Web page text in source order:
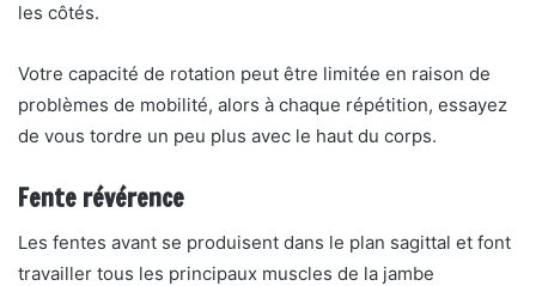
les côtés.
Votre capacité de rotation peut être limitée en raison de
problèmes de mobilité, alors à chaque répétition, essayez
de vous tordre un peu plus avec le haut du corps.
Fente révérence
Les fentes avant se produisent dans le plan sagittal et font
travailler tous les principaux muscles de la jambe